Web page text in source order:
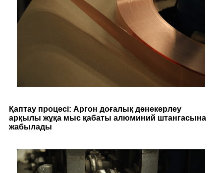
Қаптау процесі: Аргон доғалық дәнекерлеу
арқылы жұқа мыс қабаты алюминий штангасына
жабылады